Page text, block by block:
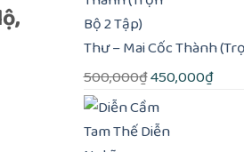
Thư – Mai Cốc Thành
500,000₫Giá
gốc
là:
450,000₫Giá